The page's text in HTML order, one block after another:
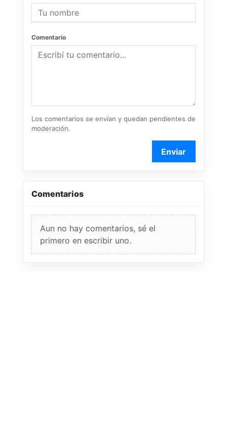
Comentario
Los comentarios se envían y quedan pendientes de
moderación.
Enviar
Comentarios
Aun no hay comentarios, sé el
primero en escribir uno.